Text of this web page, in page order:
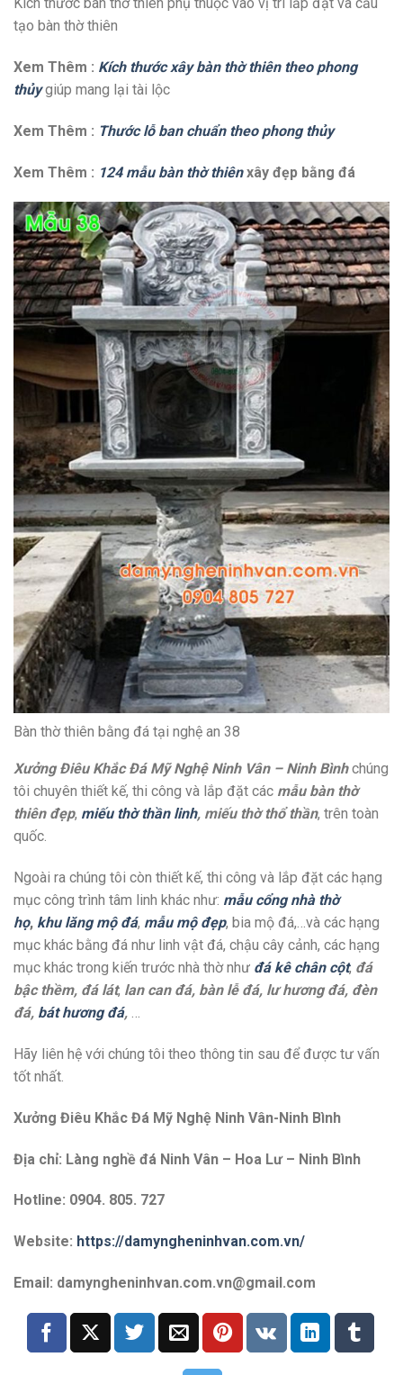
tạo bàn thờ thiên
Xem Thêm : Kích thước xây bàn thờ thiên theo phong
thủygiúp mang lại tài lộc
Xem Thêm : Thước lỗ ban chuẩn theo phong thủy
Xem Thêm : 124 mẫu bàn thờ thiên xây đẹp bằng đá
Bàn thờ thiên bằng đá tại nghệ an 38
Xưởng Điêu Khắc Đá Mỹ Nghệ Ninh Vân – Ninh Bìnhchúng
tôi chuyên thiết kế, thi công và lắp đặt các mẫu bàn thờ
thiên đẹp, miếu thờ thần linh, miếu thờ thổ thần, trên toàn
quốc.
Ngoài ra chúng tôi còn thiết kế, thi công và lắp đặt các hạng
mục công trình tâm linh khác như: mẫu cổng nhà thờ
họ, khu lăng mộ đá, mẫu mộ đẹp, bia mộ đá,…và các hạng
mục khác bằng đá như linh vật đá, chậu cây cảnh, các hạng
mục khác trong kiến trước nhà thờ như đá kê chân cột, đá
bậc thềm, đá lát, lan can đá, bàn lễ đá, lư hương đá, đèn
đá, bát hương đá, …
Hãy liên hệ với chúng tôi theo thông tin sau để được tư vấn
tốt nhất.
Xưởng Điêu Khắc Đá Mỹ Nghệ Ninh Vân-Ninh Bình
Địa chỉ: Làng nghề đá Ninh Vân – Hoa Lư – Ninh Bình
Hotline: 0904. 805. 727
Website: https://damyngheninhvan.com.vn/
Email: damyngheninhvan.com.vn@gmail.com